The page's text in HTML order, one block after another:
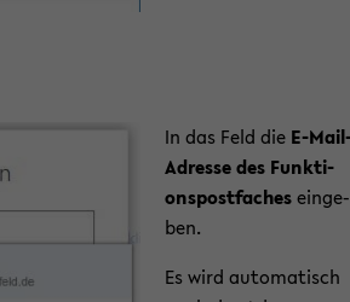
In das Feld die E-​
Adresse des Funk­ti­
ons­post­fa­chesein­ge­
ben.
Es wird au­to­ma­tisch